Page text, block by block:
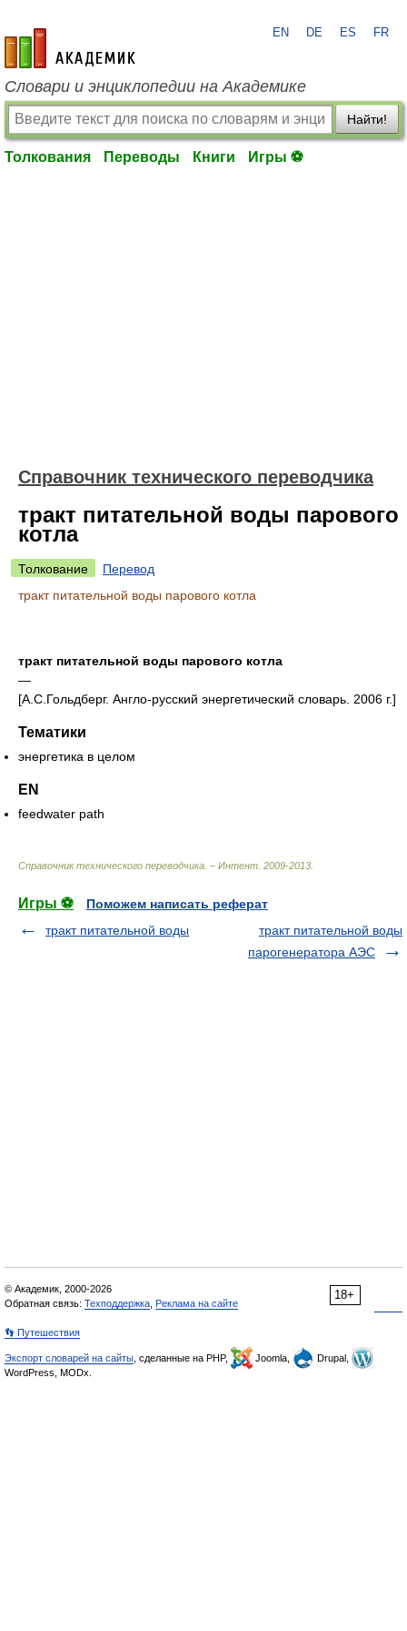
academic.ru
EN DE ES FR
Словари и энциклопедии на Академике
Найти!
Толкования Переводы Книги Игры ⚽
Справочник технического переводчика
тракт питательной воды парового
котла
Толкование
Перевод
тракт питательной воды парового котла
тракт питательной воды парового котла
—
[А.С.Гольдберг. Англо-русский энергетический словарь. 2006 г.]
Тематики
энергетика в целом
EN
feedwater path
Справочник технического переводчика. – Интент 2009-2013
Игры ⚽
Поможем написать реферат
тракт питательной воды
тракт питательной воды
парогенератора АЭС
18+
© Академик, 2000-2026
Обратная связь: Техподдержка Реклама на сайте
👣 Путешествия
Экспорт словарей на сайты , сделанные на PHP, Joomla,
Drupal,
WordPress, MODx.